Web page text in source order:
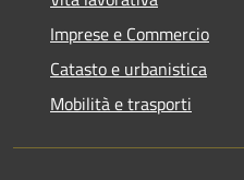
Imprese e Commercio
Catasto e urbanistica
Mobilità e trasporti